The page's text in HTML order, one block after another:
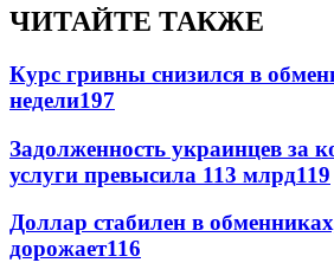
ЧИТАЙТЕ ТАКЖЕ
Курс гривны снизился в
недели197
Задолженность украинцев за
услуги превысила 113 млрд119
Доллар стабилен в
дорожает116